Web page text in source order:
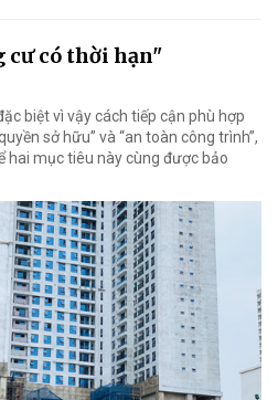
cư có thời hạn"
biệt vì vậy cách tiếp cận phù hợp
sở hữu” và “an toàn công trình”,
hai mục tiêu này cùng được bảo